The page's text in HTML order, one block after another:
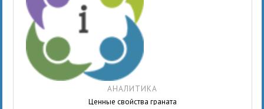
АНАЛИТИКА
Ценные свойства граната